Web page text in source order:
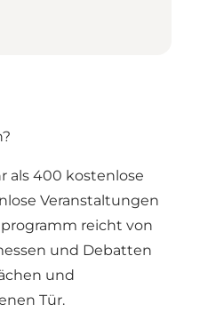
als 400 kostenlose
Veranstaltungen
reicht von
und Debatten
und
Tür.